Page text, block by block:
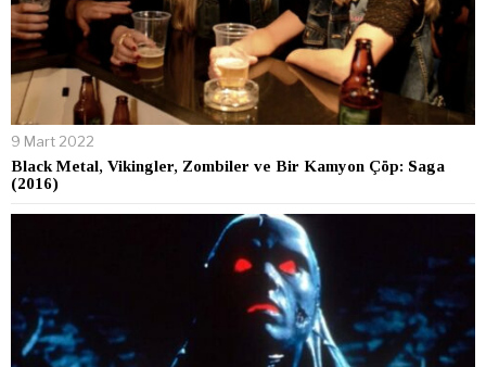
9 Mart 2022
Black Metal, Vikingler, Zombiler ve Bir Kamyon Çöp: Saga
(2016)